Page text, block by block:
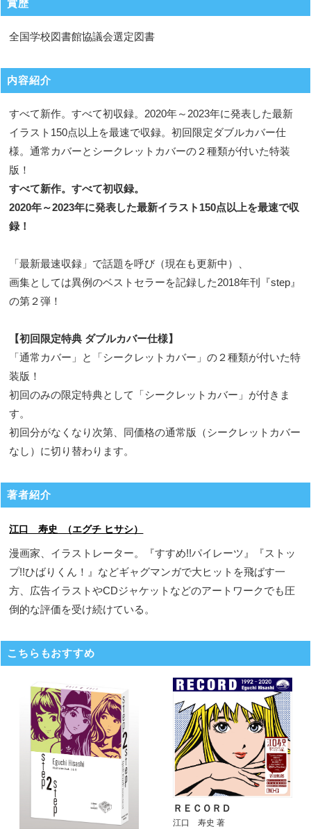
賞歴
全国学校図書館協議会選定図書
内容紹介
すべて新作。すべて初収録。2020年～2023年に発表した最新
イラスト150点以上を最速で収録。初回限定ダブルカバー仕
様。通常カバーとシークレットカバーの２種類が付いた特装
版！
すべて新作。すべて初収録。
2020年～2023年に発表した最新イラスト150点以上を最速で収
録！
「最新最速収録」で話題を呼び（現在も更新中）、
画集としては異例のベストセラーを記録した2018年刊『step』
の第２弾！
【初回限定特典 ダブルカバー仕様】
「通常カバー」と「シークレットカバー」の２種類が付いた特
装版！
初回のみの限定特典として「シークレットカバー」が付きま
す。
初回分がなくなり次第、同価格の通常版（シークレットカバー
なし）に切り替わります。
著者紹介
江口 寿史 （エグチ ヒサシ）
漫画家、イラストレーター。『すすめ!!パイレーツ』『ストッ
プ!!ひばりくん！』などギャグマンガで大ヒットを飛ばす一
方、広告イラストやCDジャケットなどのアートワークでも圧
倒的な評価を受け続けている。
こちらもおすすめ
ＲＥＣＯＲＤ
江口 寿史 著